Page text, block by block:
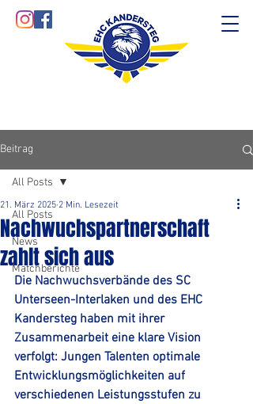
Beitrag
All Posts
News
Matchberichte
All Posts
Nachwuchspartnerschaft
zahlt sich aus
21. März 2025 2 Min. Lesezeit
Die Nachwuchsverbände des SC
Unterseen-Interlaken und des EHC
Kandersteg haben mit ihrer
Zusammenarbeit eine klare Vision
verfolgt: Jungen Talenten optimale
Entwicklungsmöglichkeiten auf
verschiedenen Leistungsstufen zu